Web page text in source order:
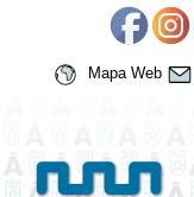
Mapa Web